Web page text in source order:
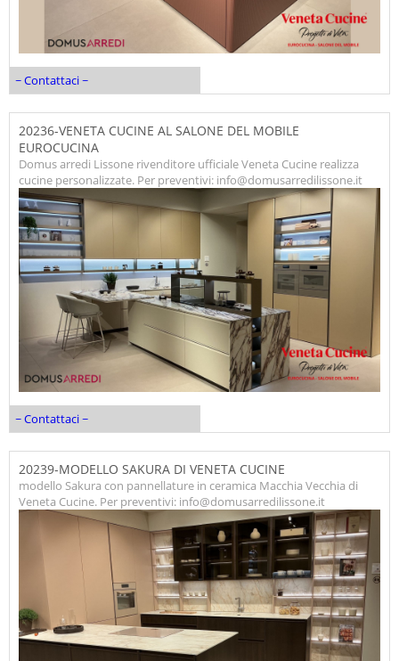
~ Contattaci ~
20236-VENETA CUCINE AL SALONE DEL MOBILE
EUROCUCINA
Domus arredi Lissone rivenditore ufficiale Veneta Cucine realizza
cucine personalizzate. Per preventivi: info@domusarredilissone.it
~ Contattaci ~
20239-MODELLO SAKURA DI VENETA CUCINE
modello Sakura con pannellature in ceramica Macchia Vecchia di
Veneta Cucine. Per preventivi: info@domusarredilissone.it